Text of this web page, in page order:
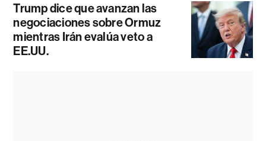
Trump dice que avanzan las
negociaciones sobre Ormuz
mientras Irán evalúa veto a
EE.UU.